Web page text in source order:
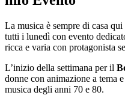
La musica è sempre di casa qui
tutti i lunedì con evento
ricca e varia con protagonista
L’inizio della settimana per il
donne con animazione a tema
musica degli anni 70 e 80.